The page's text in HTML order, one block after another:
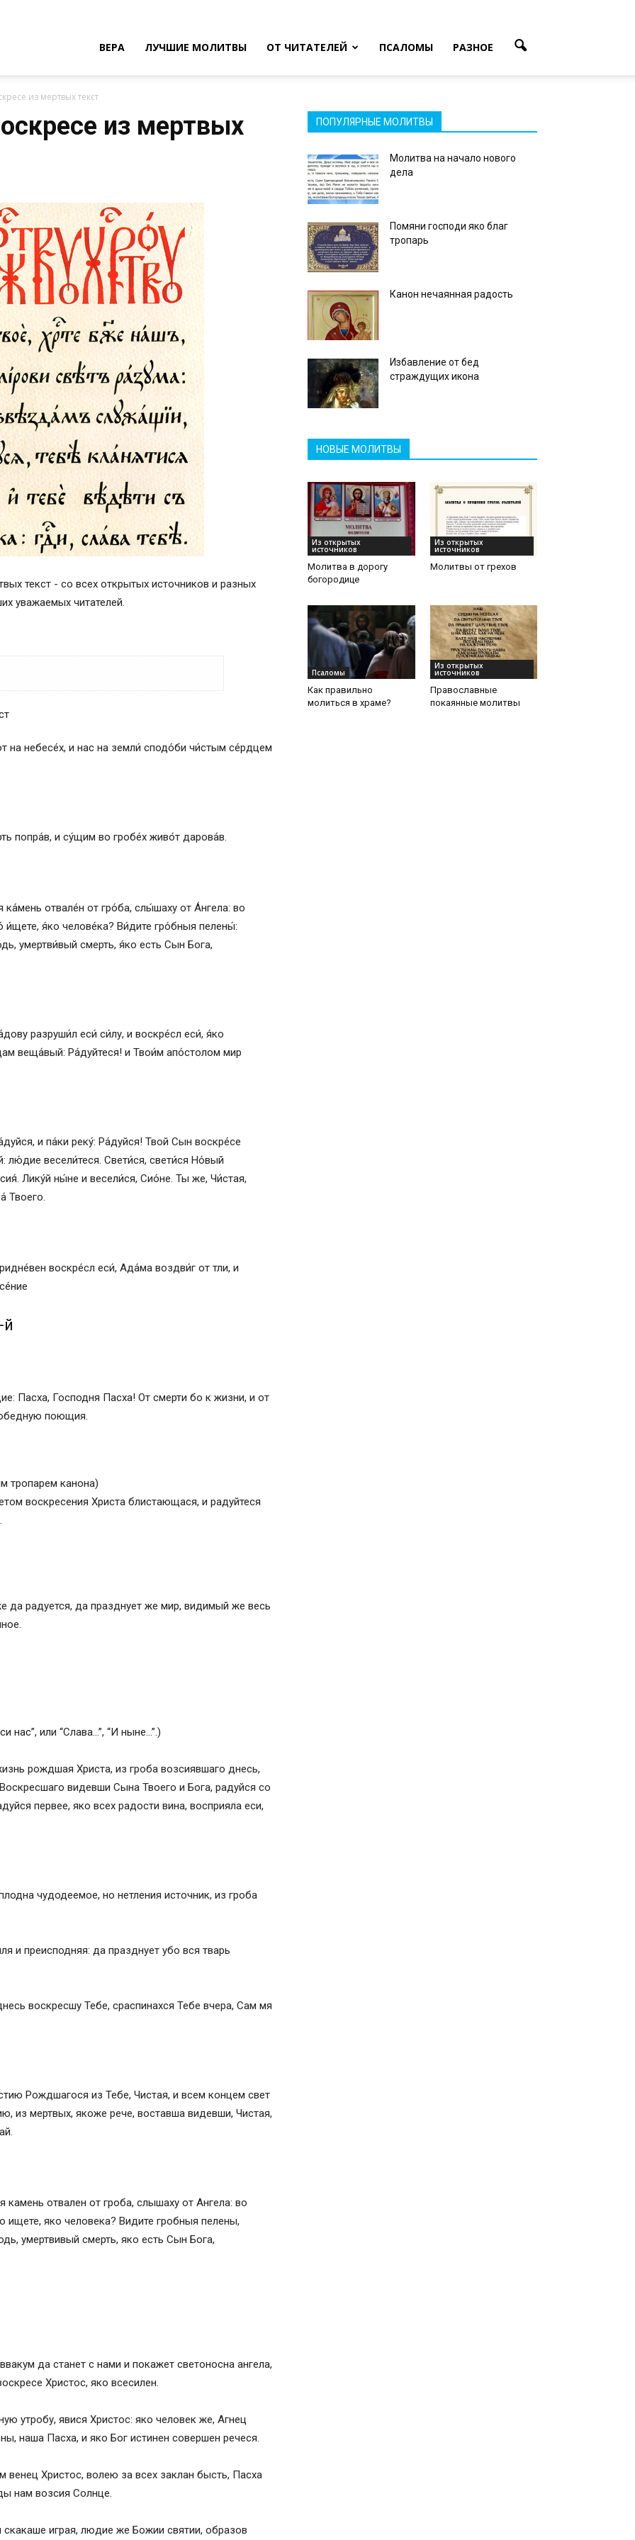
ВЕРА ЛУЧШИЕ МОЛИТВЫ ОТ ЧИТАТЕЛЕЙ ПСАЛОМЫ РАЗНОЕ
из мертвых текст
из мертвых
текст - со всех открытых источников и разных
уважаемых читателей.
и возвеселимся в онь.
на небесе́х, и нас на земли́ сподо́би чи́стым се́рдцем
попра́в, и су́щим во гробе́х живо́т дарова́в.
отвале́н от гро́ба, слы́шаху от А́нгела: во
я́ко челове́ка? Ви́дите гро́бныя пелены́:
умертви́вый смерть, я́ко есть Сын Бога,
разруши́л еси́ си́лу, и воскре́сл еси́, я́ко
веща́вый: Ра́дуйтеся! и Твои́м апо́столом мир
и па́ки реку́: Ра́дуйся! Твой Сын воскре́се
лю́дие весели́теся. Свети́ся, свети́ся Но́вый
Лику́й ны́не и весели́ся, Сио́не. Ты же, Чи́стая,
Твоего.
воскре́сл еси́, Ада́ма воздви́г от тли, и
Пасха, Господня Пасха! От смерти бо к жизни, и от
поющия.
тропарем канона)
воскресения Христа блистающася, и радуйтеся
да радуется, да празднует же мир, видимый же весь
нас”, или “Слава…”, “И ныне…”.)
рождшая Христа, из гроба возсиявшаго днесь,
видевши Сына Твоего и Бога, радуйся со
первее, яко всех радости вина, восприяла еси,
чудодеемое, но нетления источник, из гроба
и преисподняя: да празднует убо вся тварь
воскресшу Тебе, сраспинахся Тебе вчера, Сам мя
Рождшагося из Тебе, Чистая, и всем концем свет
из мертвых, якоже рече, воставша видевши, Чистая,
отвален от гроба, слышаху от Ангела: во
яко человека? Видите гробныя пелены,
умертвивый смерть, яко есть Сын Бога,
да станет с нами и покажет светоносна ангела,
Христос, яко всесилен.
утробу, явися Христос: яко человек же, Агнец
наша Пасха, и яко Бог истинен совершен речеся.
венец Христос, волею за всех заклан бысть, Пасха
нам возсия Солнце.
играя, людие же Божии святии, образов
ПОПУЛЯРНЫЕ МОЛИТВЫ
Молитва на начало нового
дела
Помяни господи яко благ
тропарь
Канон нечаянная радость
Избавление от бед
страждущих икона
НОВЫЕ МОЛИТВЫ
Из открытых
источников
Молитва в дорогу
богородице
Из открытых
источников
Молитвы от грехов
Псаломы
Как правильно
молиться в храме?
Из открытых
источников
Православные
покаянные молитвы